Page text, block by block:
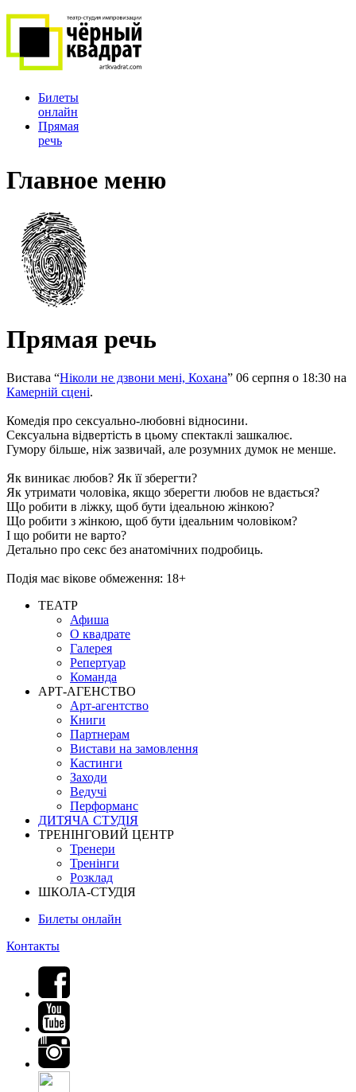
Билеты
онлайн
Прямая
речь
Главное меню
Прямая речь
Вистава “Ніколи не дзвони мені, Кохана” 06 серпня о 18:30 на
Камерній сцені.
Комедія про сексуально-любовні відносини.
Сексуальна відвертість в цьому спектаклі зашкалює.
Гумору більше, ніж зазвичай, але розумних думок не менше.
Як виникає любов? Як її зберегти?
Як утримати чоловіка, якщо зберегти любов не вдається?
Що робити в ліжку, щоб бути ідеальною жінкою?
Що робити з жінкою, щоб бути ідеальним чоловіком?
І що робити не варто?
Детально про секс без анатомічних подробиць.
Подія має вікове обмеження: 18+
ТЕАТР
Афиша
О квадрате
Галерея
Репертуар
Команда
АРТ-АГЕНСТВО
Арт-агентство
Книги
Партнерам
Вистави на замовлення
Кастинги
Заходи
Ведучі
Перформанс
ДИТЯЧА СТУДІЯ
ТРЕНІНГОВИЙ ЦЕНТР
Тренери
Тренінги
Розклад
ШКОЛА-СТУДІЯ
Билеты онлайн
Контакты